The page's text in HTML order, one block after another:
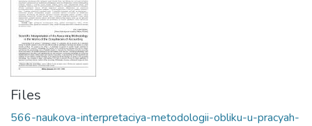
Files
566-naukova-interpretaciya-metodologii-obliku-u-pracyah-